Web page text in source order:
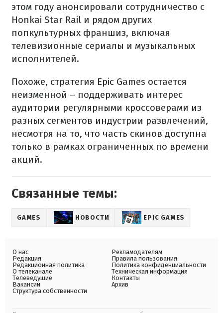
этом году анонсировали сотрудничество с
Honkai Star Rail и рядом других
попкультурных франшиз, включая
телевизионные сериалы и музыкальных
исполнителей.
Похоже, стратегия Epic Games остается
неизменной – поддерживать интерес
аудитории регулярными кроссоверами из
разных сегментов индустрии развлечений,
несмотря на то, что часть скинов доступна
только в рамках ограниченных по времени
акций.
Связанные темы:
GAMES НОВОСТИ EPIC GAMES
О нас
Редакция
Редакционная политика
О телеканале
Телеведущие
Вакансии
Структура собственности
Рекламодателям
Правила пользования
Политика конфиденциальности
Техническая информация
Контакты
Архив